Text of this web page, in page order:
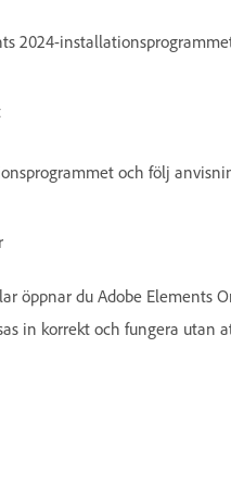
2024-
och följ
öppnar du Adobe Elements
in korrekt och fungera utan